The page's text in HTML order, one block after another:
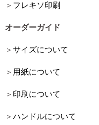
フレキソ印刷
オーダーガイド
サイズについて
用紙について
印刷について
ハンドルについて